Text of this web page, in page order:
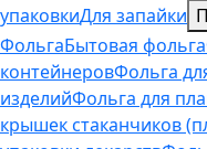
упаковкиДля запайки
ФольгаБытовая фольга
контейнеровФольга
изделийФольга для
крышек стаканчиков